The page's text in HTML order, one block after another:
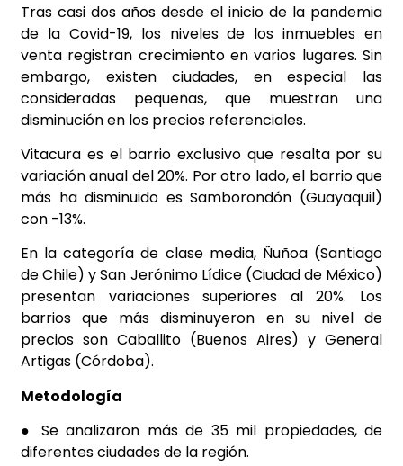
Tras casi dos años desde el inicio de la pandemia
de la Covid-19, los niveles de los inmuebles en
venta registran crecimiento en varios lugares. Sin
embargo, existen ciudades, en especial las
consideradas pequeñas, que muestran una
disminución en los precios referenciales.
Vitacura es el barrio exclusivo que resalta por su
variación anual del 20%. Por otro lado, el barrio que
más ha disminuido es Samborondón (Guayaquil)
con -13%.
En la categoría de clase media, Ñuñoa (Santiago
de Chile) y San Jerónimo Lídice (Ciudad de México)
presentan variaciones superiores al 20%. Los
barrios que más disminuyeron en su nivel de
precios son Caballito (Buenos Aires) y General
Artigas (Córdoba).
Metodología
● Se analizaron más de 35 mil propiedades, de
diferentes ciudades de la región.